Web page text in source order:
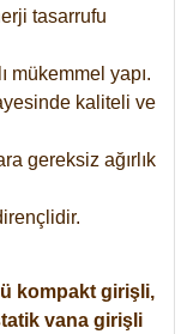
tasarrufu
mükemmel yapı.
kaliteli ve
gereksiz ağırlık
kompakt girişli,
vana girişli